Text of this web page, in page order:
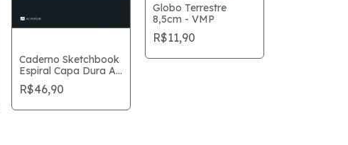
Caderno Sketchbook
Espiral Capa Dura A4
Académie 150g 50fls
Tilibra
R$46,90
Globo Terrestre
8,5cm - VMP
R$11,90